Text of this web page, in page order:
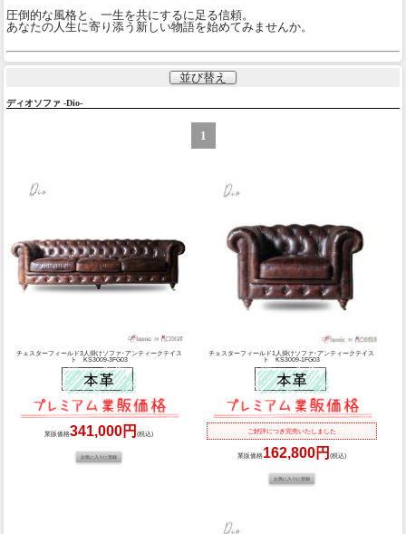
圧倒的な風格と、一生を共にするに足る信頼。
あなたの人生に寄り添う新しい物語を始めてみませんか。
並び替え
ディオソファ -Dio-
1
チェスターフィールド3人掛けソファ･アンティークテイス
ト KS3009-3FG03
業販価格341,000円(税込)
チェスターフィールド1人掛けソファ･アンティークテイス
ト KS3009-1FG03
ご好評につき完売いたしました
業販価格162,800円 (税込)